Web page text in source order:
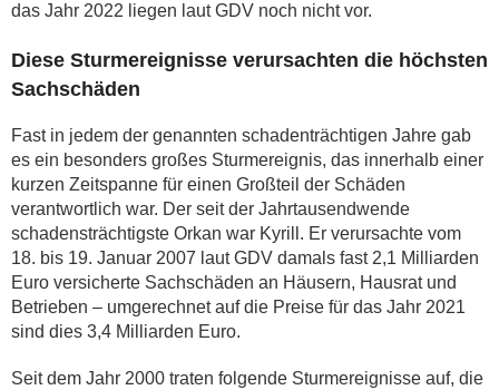
das Jahr 2022 liegen laut GDV noch nicht vor.
Diese Sturmereignisse verursachten die höchsten
Sachschäden
Fast in jedem der genannten schadenträchtigen Jahre gab
es ein besonders großes Sturmereignis, das innerhalb einer
kurzen Zeitspanne für einen Großteil der Schäden
verantwortlich war. Der seit der Jahrtausendwende
schadensträchtigste Orkan war Kyrill. Er verursachte vom
18. bis 19. Januar 2007 laut GDV damals fast 2,1 Milliarden
Euro versicherte Sachschäden an Häusern, Hausrat und
Betrieben – umgerechnet auf die Preise für das Jahr 2021
sind dies 3,4 Milliarden Euro.
Seit dem Jahr 2000 traten folgende Sturmereignisse auf, die